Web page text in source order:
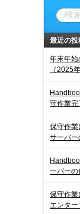
最近の投
年末年始
（2025
守作業完
保守作
サーバー
ーバー
保守作業
エンター